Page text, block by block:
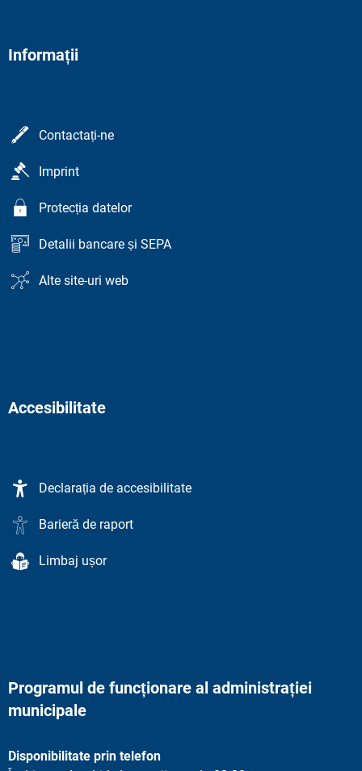
Informații
Contactați-ne
Imprint
Protecția datelor
Detalii bancare și SEPA
Alte site-uri web
Accesibilitate
Declarația de accesibilitate
Barieră de raport
Limbaj ușor
Programul de funcționare al administrației
municipale
Disponibilitate prin telefon